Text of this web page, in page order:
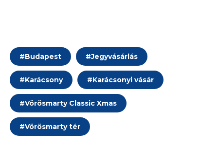
#Budapest #Jegyvásárlás
#Karácsony #Karácsonyi vásár
#Vörösmarty Classic Xmas
#Vörösmarty tér